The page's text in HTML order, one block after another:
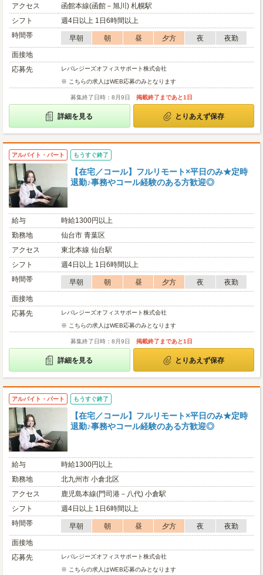
アクセス
函館本線(函館－旭川) 札幌駅
シフト
週4日以上 1日6時間以上
時間帯
早朝 朝 昼 夕方 夜
夜勤
面接地
応募先
レバレジーズオフィスサポート株式会社
※ こちらの求人はWEB応募のみとなります
募集終了日時：8月9日 掲載終了まであと1日
詳細を見る とりあえず保存
アルバイト・パート もうすぐ終了
【在宅／コール】フルリモート×平日のみ★定時
退勤♪事務やコール経験のある方歓迎◎
給与
時給1300円以上
勤務地
仙台市 青葉区
アクセス
東北本線 仙台駅
シフト
週4日以上 1日6時間以上
時間帯
早朝 朝 昼 夕方 夜
夜勤
面接地
応募先
レバレジーズオフィスサポート株式会社
※ こちらの求人はWEB応募のみとなります
募集終了日時：8月9日 掲載終了まであと1日
詳細を見る とりあえず保存
アルバイト・パート もうすぐ終了
【在宅／コール】フルリモート×平日のみ★定時
退勤♪事務やコール経験のある方歓迎◎
給与
時給1300円以上
勤務地
北九州市 小倉北区
アクセス
鹿児島本線(門司港－八代) 小倉駅
シフト
週4日以上 1日6時間以上
時間帯
早朝 朝 昼 夕方 夜
夜勤
面接地
応募先
レバレジーズオフィスサポート株式会社
※ こちらの求人はWEB応募のみとなります